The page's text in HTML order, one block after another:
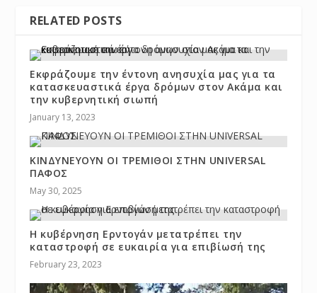
RELATED POSTS
Εκφράζουμε την έντονη ανησυχία μας για τα
κατασκευαστικά έργα δρόμων στον Ακάμα και
την κυβερνητική σιωπή
January 13, 2023
ΚΙΝΔΥΝΕΥΟΥΝ ΟΙ ΤΡΕΜΙΘΟΙ ΣΤΗΝ UNIVERSAL
ΠΑΦΟΣ
May 30, 2025
Η κυβέρνηση Ερντογάν μετατρέπει την
καταστροφή σε ευκαιρία για επιβίωσή της
February 23, 2023